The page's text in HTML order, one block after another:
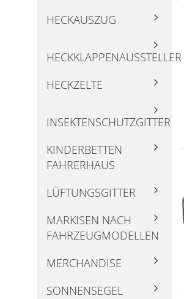
HECKAUSZUG
HECKKLAPPENAUSSTELLER
HECKZELTE
INSEKTENSCHUTZGITTER
KINDERBETTEN
FAHRERHAUS
LÜFTUNGSGITTER
MARKISEN NACH
FAHRZEUGMODELLEN
MERCHANDISE
SONNENSEGEL